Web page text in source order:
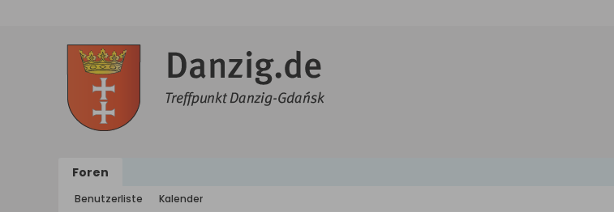
Foren
Benutzerliste Kalender